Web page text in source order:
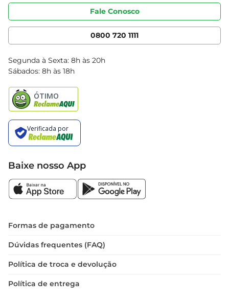
Portal do fornecedor
Cencosud Media
Código de ética
Serviços
Clube Bretas
Blog Bretas
Black Friday
Fale Conosco
0800 720 1111
Segunda à Sexta: 8h às 20h
Sábados: 8h às 18h
Baixe nosso App
Formas de pagamento
Dúvidas frequentes (FAQ)
Política de troca e devolução
Política de entrega